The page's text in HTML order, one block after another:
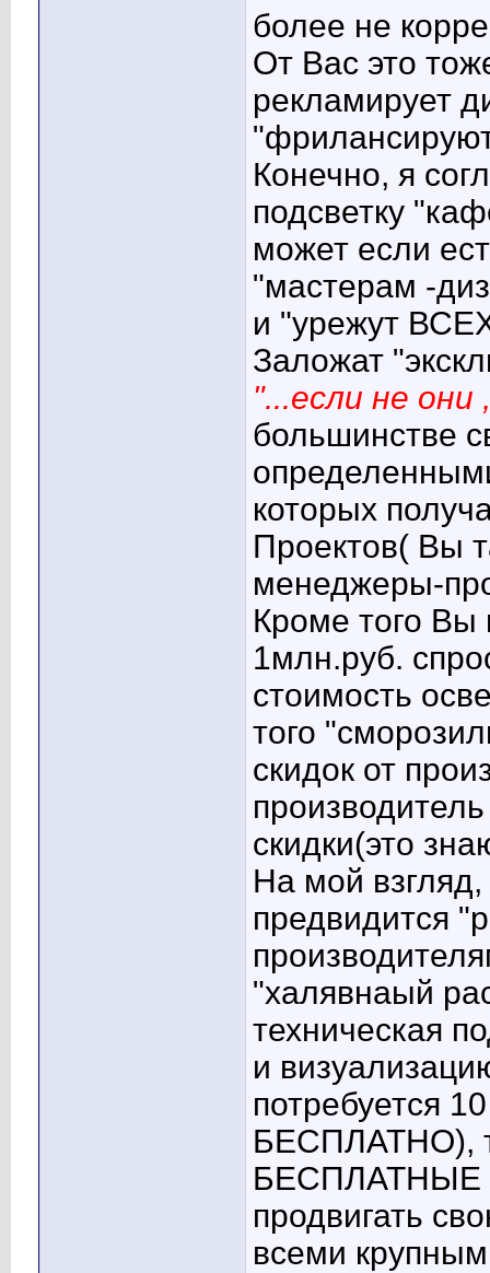
более не
От Вас это
рекламирует
Конечно, я
подсветку
может если
"мастерам -
и "урежут
Заложат
"...если не
большинстве
которых
Проектов( Вы
менеджеры-
Кроме того
1млн.руб.
стоимость
того
скидок от
скидки(это
На мой
предвидится
"халявнаый
техническая
и
потребуется
БЕСПЛАТНО),
БЕСПЛАТНЫЕ
продвигать
всеми